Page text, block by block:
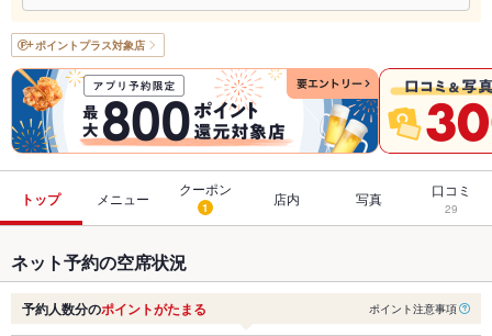
ポイントプラス対象店
トップ メニュー
クーポン
1 店内 写真 口コミ
29
ネット予約の空席状況
予約人数分のポイントがたまる ポイント注意事項